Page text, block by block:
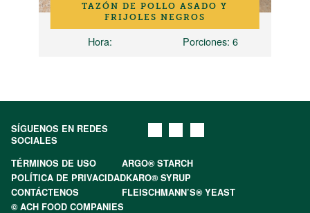
TAZÓN DE POLLO ASADO Y
FRIJOLES NEGROS
Hora: Porciones: 6
SÍGUENOS EN REDES
SOCIALES
TÉRMINOS DE USO
ARGO® STARCH
POLÍTICA DE PRIVACIDADKARO® SYRUP
CONTÁCTENOS
FLEISCHMANN’S® YEAST
© ACH FOOD COMPANIES